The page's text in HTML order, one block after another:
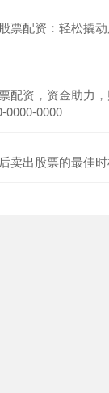
票配资：轻松撬
配资，资金助力
0000-0000
卖出股票的最佳